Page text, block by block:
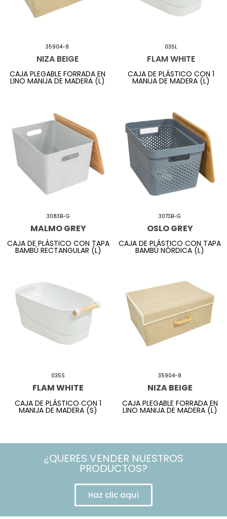
35904-8
NIZA BEIGE
CAJA PLEGABLE FORRADA EN
LINO MANIJA DE MADERA (L)
035L
FLAM WHITE
CAJA DE PLÁSTICO CON 1
MANIJA DE MADERA (L)
3083B-G
MALMO GREY
CAJA DE PLÁSTICO CON TAPA
BAMBÚ RECTANGULAR (L)
3073B-G
OSLO GREY
CAJA DE PLÁSTICO CON TAPA
BAMBÚ NÓRDICA (L)
035S
FLAM WHITE
CAJA DE PLÁSTICO CON 1
MANIJA DE MADERA (S)
35904-8
NIZA BEIGE
CAJA PLEGABLE FORRADA EN
LINO MANIJA DE MADERA (L)
¿QUERES VENDER NUESTROS
PRODUCTOS?
Haz clic aquí